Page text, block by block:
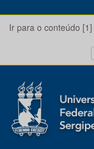
Ir para o conteúdo [1]